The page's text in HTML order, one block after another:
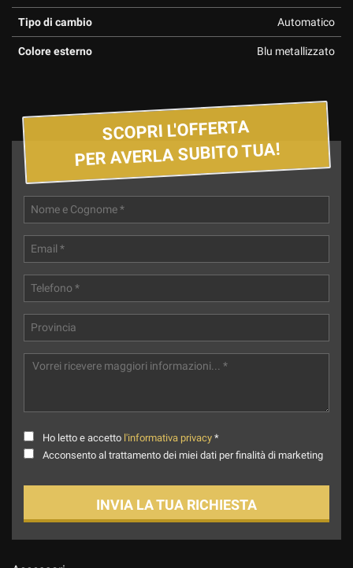
Tipo di cambio Automatico
Colore esterno Blu metallizzato
SCOPRI L'OFFERTA
PER AVERLA SUBITO TUA!
Ho letto e accetto l'informativa privacy *
Acconsento al trattamento dei miei dati per finalità di marketing
INVIA LA TUA RICHIESTA